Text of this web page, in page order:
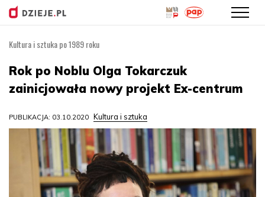
treści
Kultura i sztuka po 1989 roku
Rok po Noblu Olga Tokarczuk
zainicjowała nowy projekt Ex-centrum
PUBLIKACJA: 03.10.2020 Kultura i sztuka